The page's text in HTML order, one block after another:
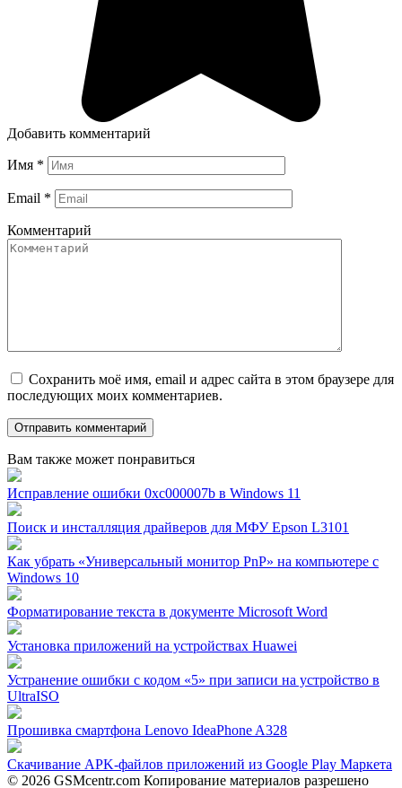
Добавить комментарий
Имя *
Email *
Комментарий
Сохранить моё имя, email и адрес сайта в этом браузере для
последующих моих комментариев.
Вам также может понравиться
Исправление ошибки 0xc000007b в Windows 11
Поиск и инсталляция драйверов для МФУ Epson L3101
Как убрать «Универсальный монитор PnP» на компьютере с
Windows 10
Форматирование текста в документе Microsoft Word
Установка приложений на устройствах Huawei
Устранение ошибки с кодом «5» при записи на устройство в
UltraISO
Прошивка смартфона Lenovo IdeaPhone A328
Скачивание APK-файлов приложений из Google Play Маркета
© 2026 GSMcentr.com Копирование материалов разрешено